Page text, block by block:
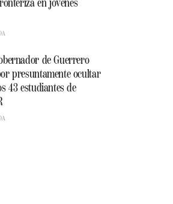
en jovenes
de Guerrero
presuntamente ocultar
43 estudiantes de